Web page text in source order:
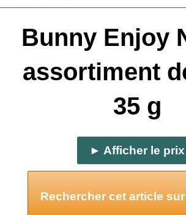
Bunny Enjoy
assortiment
35 g
► Afficher le prix
Rechercher cet article